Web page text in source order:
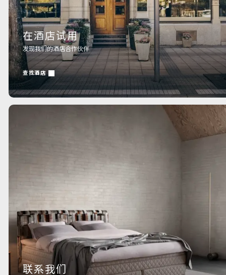
在酒店试用
发现我们的酒店合作伙伴
查找酒店
联系我们